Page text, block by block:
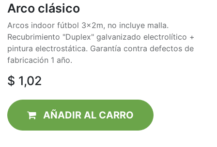
Arco clásico
Arcos indoor fútbol 3x2m, no incluye malla.
Recubrimiento "Duplex" galvanizado electrolítico +
pintura electrostática. Garantía contra defectos de
fabricación 1 año.
$ 1,02
AÑADIR AL CAR​RO